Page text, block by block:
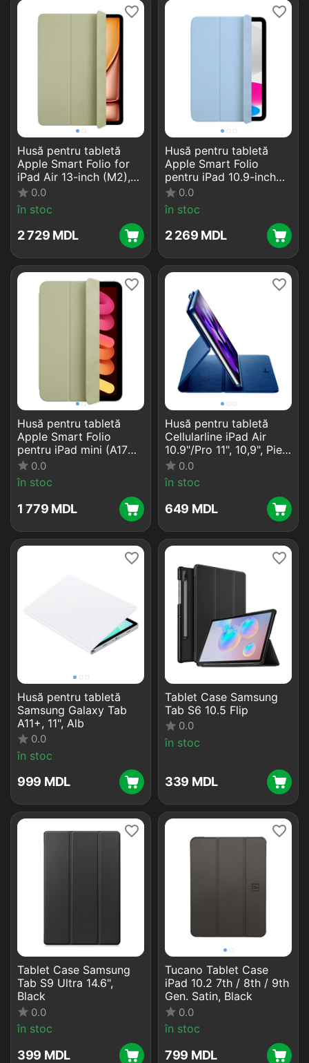
Husă pentru tabletă
Apple Smart Folio for
iPad Air 13-inch (M2),
Sage
0.0
în stoc
2 729 MDL
Husă pentru tabletă
Apple Smart Folio
pentru iPad 10.9-inch
(11th,10th gen.), 10,9",
Poliuretan, Sky
0.0
în stoc
2 269 MDL
Husă pentru tabletă
Apple Smart Folio
pentru iPad mini (A17
Pro), 8,3", Sage
0.0
în stoc
1 779 MDL
Husă pentru tabletă
Cellularline iPad Air
10.9"/Pro 11", 10,9", Piele
artificială, Albastru
0.0
în stoc
‍649‍ MDL
Husă pentru tabletă
Samsung Galaxy Tab
A11+, 11", Alb
0.0
în stoc
‍999‍ MDL
Tablet Case Samsung
Tab S6 10.5 Flip
0.0
în stoc
‍339‍ MDL
Tablet Case Samsung
Tab S9 Ultra 14.6",
Black
0.0
în stoc
‍399‍ MDL
Tucano Tablet Case
iPad 10.2 7th / 8th / 9th
Gen. Satin, Black
0.0
în stoc
‍799‍ MDL